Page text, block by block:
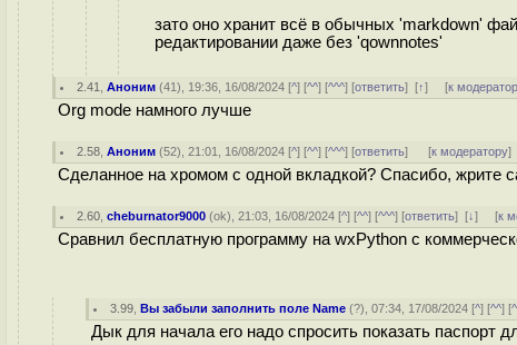
зато оно хранит всё в обычных 'markdown'
редактировании даже без 'qownnotes'
2.41 ,Аноним (41), 19:36, 16/08/2024 [^] [^^] [^^^] [ответить][↑] [к
Org mode намного лучше
2.58 ,Аноним (52), 21:01, 16/08/2024 [^] [^^] [^^^] [ответить] [к модератору]
Сделанное на хромом с одной вкладкой? Спасибо, жрите
2.60 ,cheburnator9000 (ok), 21:03, 16/08/2024 [^] [^^] [^^^] [ответить][↓] [к
Сравнил бесплатную программу на wxPython с
3.99 ,Вы забыли заполнить поле Name (?), 07:34, 17/08/2024 [^] [^^] [
Дык для начала его надо спросить показать паспорт